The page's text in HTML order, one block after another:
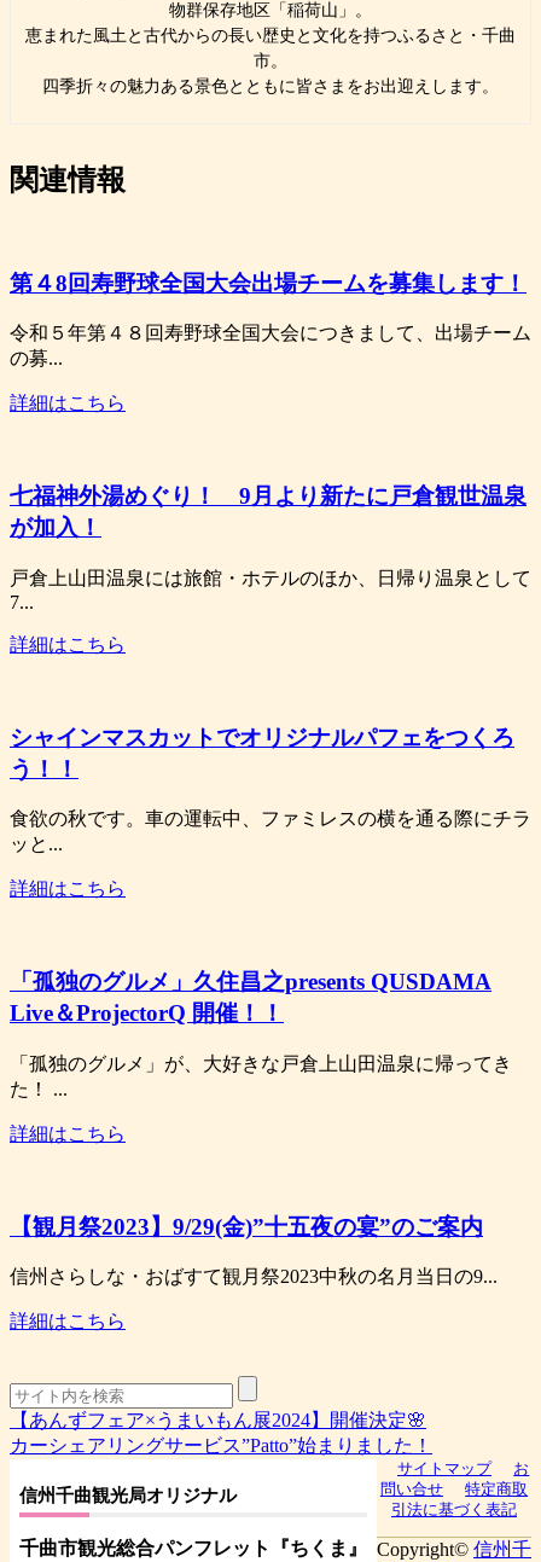
物群保存地区「稲荷山」。
恵まれた風土と古代からの長い歴史と文化を持つふるさと・千曲
市。
四季折々の魅力ある景色とともに皆さまをお出迎えします。
関連情報
第４8回寿野球全国大会出場チームを募集します！
令和５年第４８回寿野球全国大会につきまして、出場チーム
の募...
詳細はこちら
七福神外湯めぐり！ 9月より新たに戸倉観世温泉
が加入！
戸倉上山田温泉には旅館・ホテルのほか、日帰り温泉として
7...
詳細はこちら
シャインマスカットでオリジナルパフェをつくろ
う！！
食欲の秋です。車の運転中、ファミレスの横を通る際にチラ
ッと...
詳細はこちら
「孤独のグルメ」久住昌之presents QUSDAMA
Live＆ProjectorQ 開催！！
「孤独のグルメ」が、大好きな戸倉上山田温泉に帰ってき
た！ ...
詳細はこちら
【観月祭2023】9/29(金)”十五夜の宴”のご案内
信州さらしな・おばすて観月祭2023中秋の名月当日の9...
詳細はこちら
【あんずフェア×うまいもん展2024】開催決定🌸
カーシェアリングサービス”Patto”始まりました！
信州千曲観光局オリジナル
千曲市観光総合パンフレット 『ちくま 』
サイトマップ
お
問い合せ
特定商取
引法に基づく表記
Copyright© 信州千